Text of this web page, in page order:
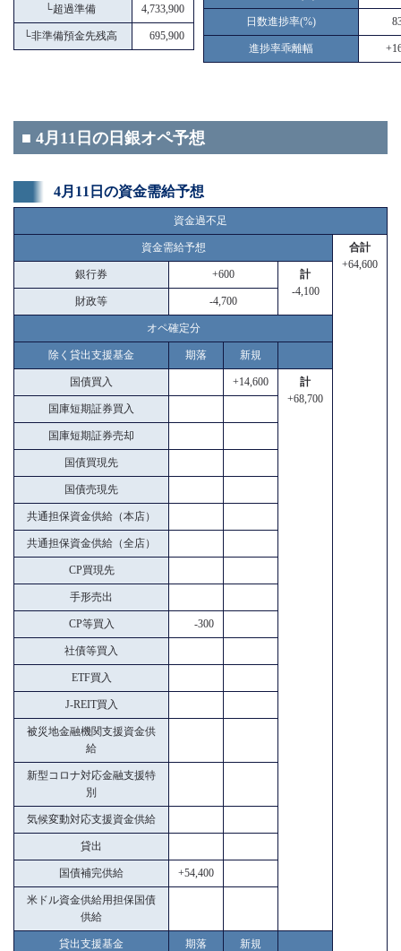
└超過準備 4,733,900
└非準備預金先残高 695,900
日数進捗率(%)
進捗率乖離幅
■ 4月11日の日銀オペ予想
4月11日の資金需給予想
資金過不足
資金需給予想
合計
+64,600
銀行券 +600
計
-4,100
財政等 -4,700
オペ確定分
除く貸出支援基金 期落 新規
国債買入 +14,600
計
+68,700
国庫短期証券買入
国庫短期証券売却
国債買現先
国債売現先
共通担保資金供給（本店）
共通担保資金供給（全店）
CP買現先
手形売出
CP等買入 -300
社債等買入
ETF買入
J-REIT買入
被災地金融機関支援資金供
給
新型コロナ対応金融支援特
別
気候変動対応支援資金供給
貸出
国債補完供給 +54,400
米ドル資金供給用担保国債
供給
貸出支援基金 期落 新規